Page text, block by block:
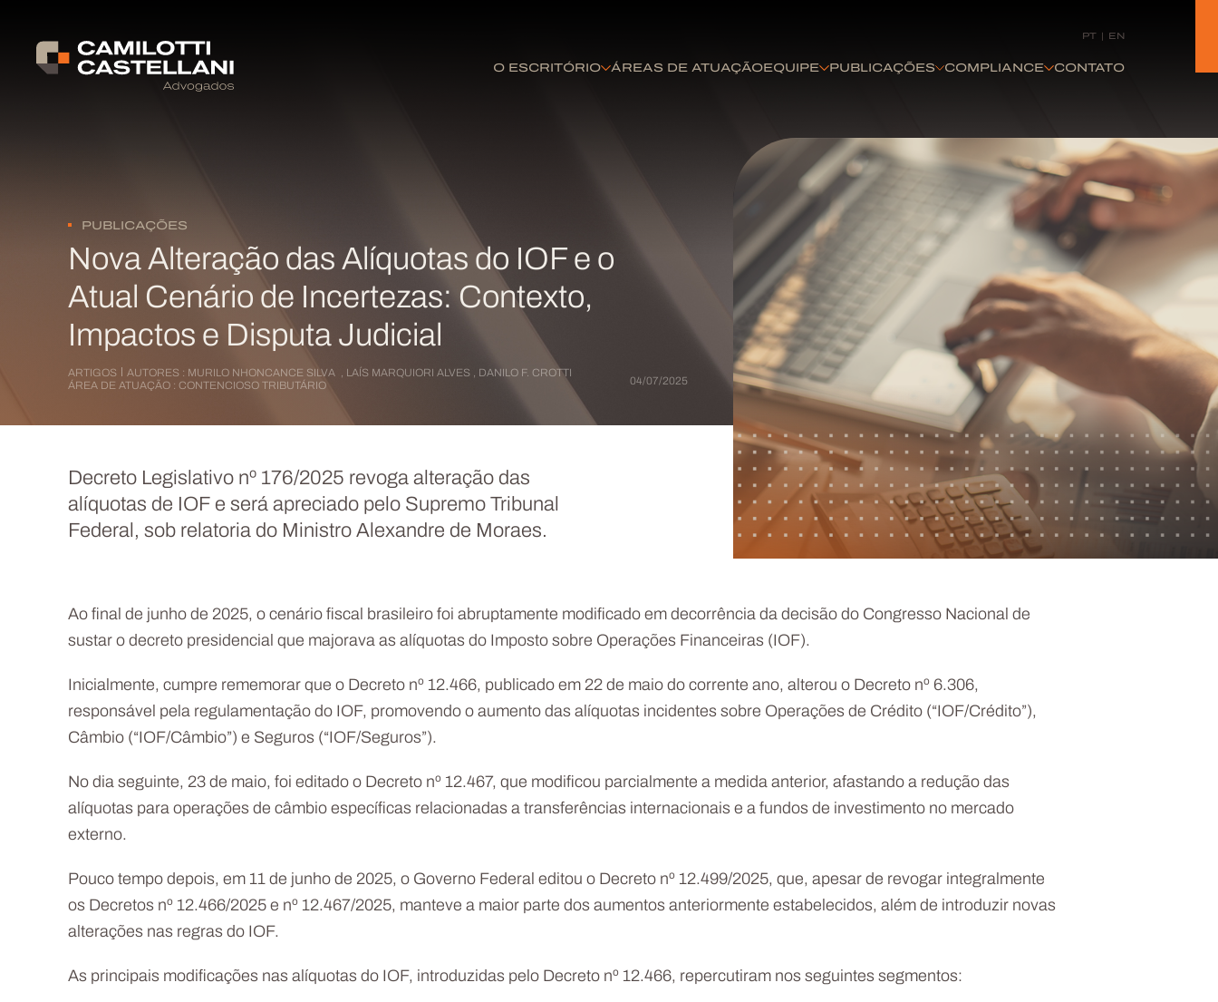
PT EN
O ESCRITÓRIO ÁREAS DE ATUAÇÃOEQUIPE PUBLICAÇÕES COMPLIANCE CONTATO
PUBLICAÇÕES
Nova Alteração das Alíquotas do IOF e o
Atual Cenário de Incertezas: Contexto,
Impactos e Disputa Judicial
ARTIGOS AUTORES : MURILO NHONCANCE SILVA , LAÍS MARQUIORI ALVES , DANILO F. CROTTI
ÁREA DE ATUAÇÃO : CONTENCIOSO TRIBUTÁRIO 04/07/2025
Decreto Legislativo nº 176/2025 revoga alteração das
alíquotas de IOF e será apreciado pelo Supremo Tribunal
Federal, sob relatoria do Ministro Alexandre de Moraes.
Ao final de junho de 2025, o cenário fiscal brasileiro foi abruptamente modificado em decorrência da decisão do Congresso Nacional de
sustar o decreto presidencial que majorava as alíquotas do Imposto sobre Operações Financeiras (IOF).
Inicialmente, cumpre rememorar que o Decreto nº 12.466, publicado em 22 de maio do corrente ano, alterou o Decreto nº 6.306,
responsável pela regulamentação do IOF, promovendo o aumento das alíquotas incidentes sobre Operações de Crédito (“IOF/Crédito”),
Câmbio (“IOF/Câmbio”) e Seguros (“IOF/Seguros”).
No dia seguinte, 23 de maio, foi editado o Decreto nº 12.467, que modificou parcialmente a medida anterior, afastando a redução das
alíquotas para operações de câmbio específicas relacionadas a transferências internacionais e a fundos de investimento no mercado
externo.
Pouco tempo depois, em 11 de junho de 2025, o Governo Federal editou o Decreto nº 12.499/2025, que, apesar de revogar integralmente
os Decretos nº 12.466/2025 e nº 12.467/2025, manteve a maior parte dos aumentos anteriormente estabelecidos, além de introduzir novas
alterações nas regras do IOF.
As principais modificações nas alíquotas do IOF, introduzidas pelo Decreto nº 12.466, repercutiram nos seguintes segmentos: